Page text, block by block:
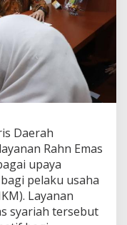
Daerah
Rahn Emas
upaya
pelaku usaha
Layanan
syariah tersebut